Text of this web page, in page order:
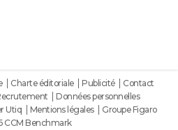
Charte éditoriale Publicité
Contact
Données personnelles
Utiq Mentions légales
Groupe Figaro
CCM Benchmark